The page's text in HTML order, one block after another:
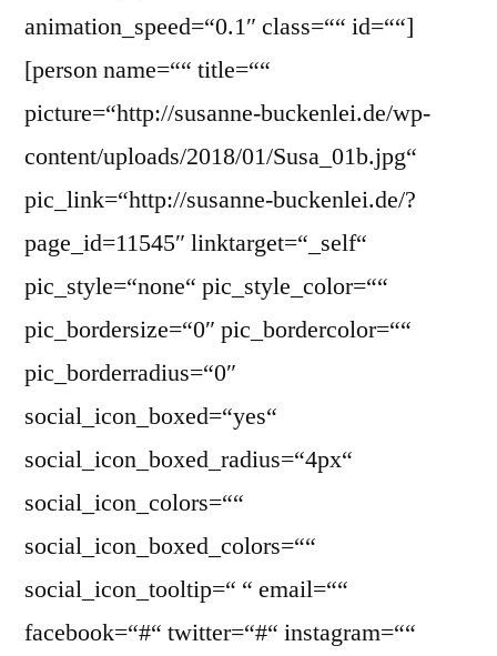
animation_speed=“0.1″ class=““ id=““]
[person name=““ title=““
picture=“http://susanne-buckenlei.de/wp-
content/uploads/2018/01/Susa_01b.jpg“
pic_link=“http://susanne-buckenlei.de/?
page_id=11545″ linktarget=“_self“
pic_style=“none“ pic_style_color=““
pic_bordersize=“0″ pic_bordercolor=““
pic_borderradius=“0″
social_icon_boxed=“yes“
social_icon_boxed_radius=“4px“
social_icon_colors=““
social_icon_boxed_colors=““
social_icon_tooltip=“ “ email=““
facebook=“#“ twitter=“#“ instagram=““